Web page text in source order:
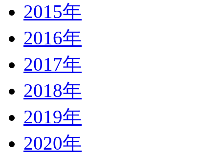
2015年
2016年
2017年
2018年
2019年
2020年